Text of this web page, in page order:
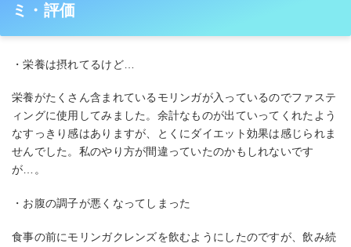
ミ・評価
・栄養は摂れてるけど…
栄養がたくさん含まれているモリンガが入っているのでファステ
ィングに使用してみました。余計なものが出ていってくれたよう
なすっきり感はありますが、とくにダイエット効果は感じられま
せんでした。私のやり方が間違っていたのかもしれないです
が…。
・お腹の調子が悪くなってしまった
食事の前にモリンガクレンズを飲むようにしたのですが、飲み続